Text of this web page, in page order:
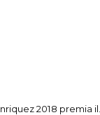
2018 premia il...